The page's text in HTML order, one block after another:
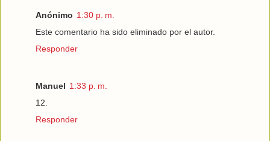
Anónimo 1:30 p. m.
Este comentario ha sido eliminado por el autor.
Responder
Manuel 1:33 p. m.
12.
Responder